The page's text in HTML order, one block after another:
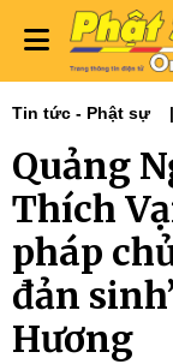
Tin tức - Phật sự
Quảng
Thích
pháp
đản
Hương